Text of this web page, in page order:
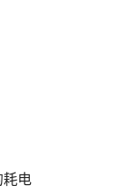
耗电